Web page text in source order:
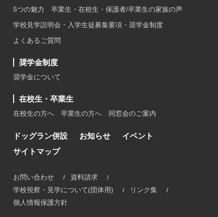
5つの魅力
卒業生・在校生・保護者/卒業生の家族の声
学校見学説明会・入学生徒募集要項・奨学金制度
よくあるご質問
奨学金制度
奨学金について
在校生・卒業生
在校生の方へ 卒業生の方へ 同窓会のご案内
ドッグラン併設 お知らせ
イベント
サイトマップ
お問い合わせ
資料請求
学校視察・見学について(団体用)
リンク集
個人情報保護方針